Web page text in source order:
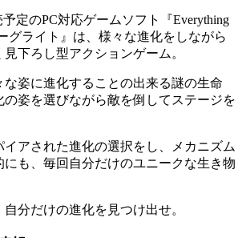
予定のPC対応ゲームソフト『Everything
グライト』は、様々な進化をしながら
見下ろし型アクションゲーム 。
な姿に進化することの出来る謎の生命
姿を選びながら敵を倒してステージを
アされた進化の選択をし、メカニズム
にも、毎回自分だけのユニークな生き物
分だけの進化を見つけ出せ。